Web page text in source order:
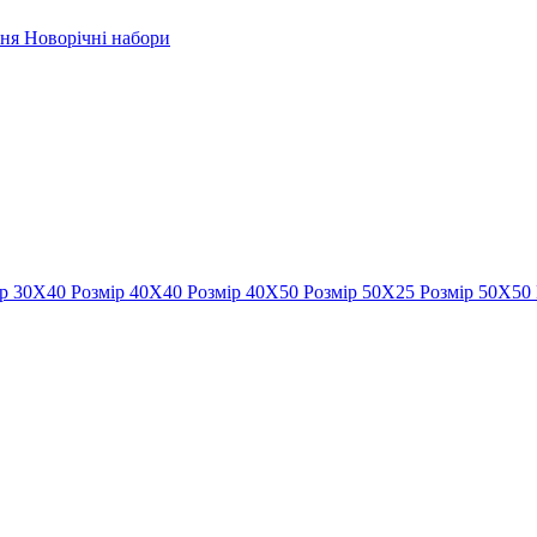
Новорічні набори
30Х40 Розмір 40Х40 Розмір 40Х50 Розмір 50Х25 Розмір 50Х50